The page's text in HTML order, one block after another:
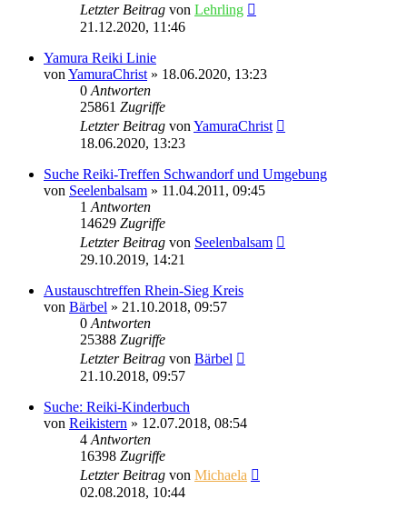
Letzter Beitrag von Lehrling
21.12.2020, 11:46
Yamura Reiki Linie
von YamuraChrist » 18.06.2020, 13:23
0 Antworten
25861 Zugriffe
Letzter Beitrag von YamuraChrist
18.06.2020, 13:23
Suche Reiki-Treffen Schwandorf und Umgebung
von Seelenbalsam » 11.04.2011, 09:45
1 Antworten
14629 Zugriffe
Letzter Beitrag von Seelenbalsam
29.10.2019, 14:21
Austauschtreffen Rhein-Sieg Kreis
von Bärbel » 21.10.2018, 09:57
0 Antworten
25388 Zugriffe
Letzter Beitrag von Bärbel
21.10.2018, 09:57
Suche: Reiki-Kinderbuch
von Reikistern » 12.07.2018, 08:54
4 Antworten
16398 Zugriffe
Letzter Beitrag von Michaela
02.08.2018, 10:44